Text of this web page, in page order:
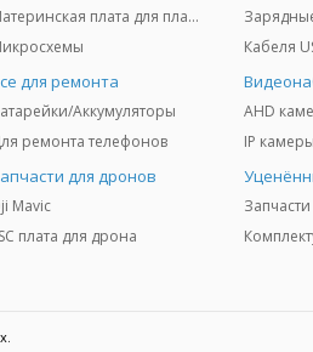
Материнская плата для планшетов
для ремонта
Аккумуляторы
ремонта телефонов
AHD
IP камеры
для дронов
Mavic
плата для дрона